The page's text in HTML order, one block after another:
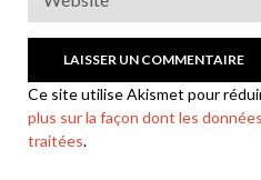
Ce site utilise Akismet pour
plus sur la façon dont les
traitées.